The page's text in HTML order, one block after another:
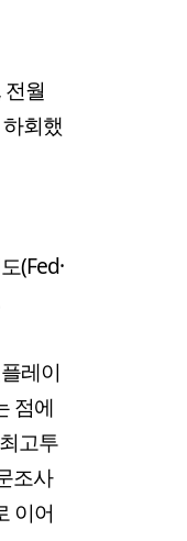
월
회했
(Fed·
레이
점에
고투
조사
이어